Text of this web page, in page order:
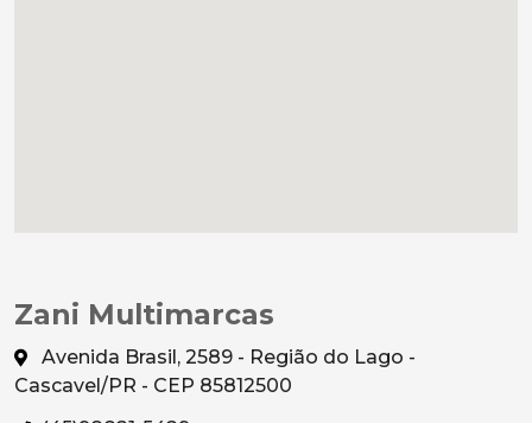
Zani Multimarcas
Avenida Brasil, 2589 - Região do Lago -
Cascavel/PR - CEP 85812500